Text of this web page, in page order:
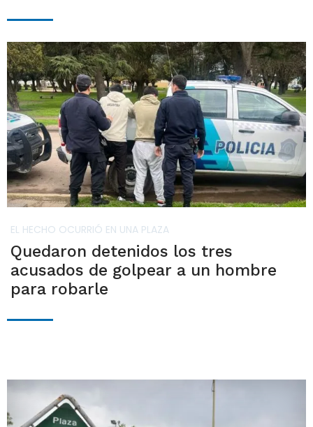
EL HECHO OCURRIÓ EN UNA PLAZA
Quedaron detenidos los tres
acusados de golpear a un hombre
para robarle